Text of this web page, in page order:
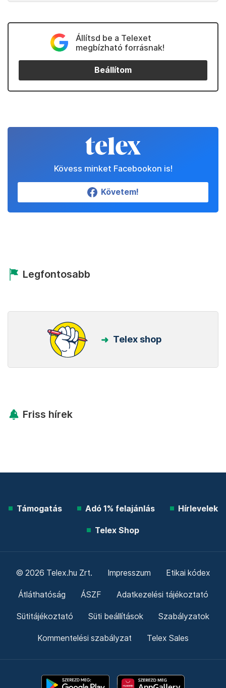
Állítsd be a Telexet
megbízható forrásnak!
Beállítom
Kövess minket Facebookon is!
Követem!
Legfontosabb
Telex shop
Friss hírek
Támogatás Adó 1% felajánlás Hírlevelek
Telex Shop
© 2026 Telex.hu Zrt. Impresszum Etikai kódex
Átláthatóság ÁSZF Adatkezelési tájékoztató
Sütitájékoztató Süti beállítások Szabályzatok
Kommentelési szabályzat Telex Sales